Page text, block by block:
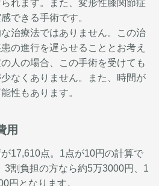
れます。また、変形性膝関節症
できる手術です。
治療法ではありません。この治
の進行を遅らせることとお考え
人の場合、この手術を受けても
なくありません。また、時間が
性もあります。
用
17,610点。1点が10円の計算で
3割負担の方なら約5万3000円、1
円となります。